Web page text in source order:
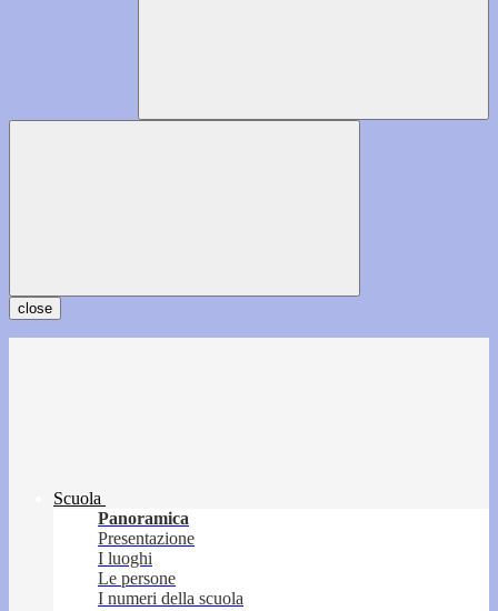
close
Scuola
Panoramica
Presentazione
I luoghi
Le persone
I numeri della scuola